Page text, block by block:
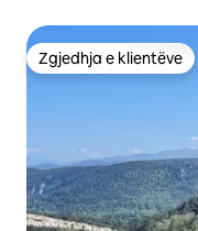
Zgjedhja e klientëve
Zgjedhja e klientëve